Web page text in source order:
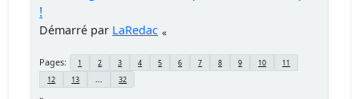
!
Démarré par LaRedac
Pages 1 2 3 4 5 6 7 8 9 10
11
12
13 32